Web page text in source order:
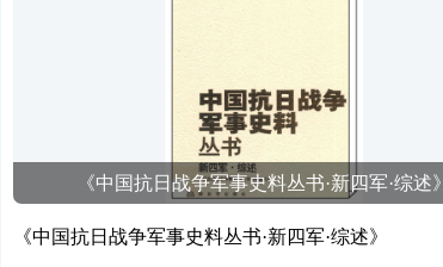
《中国抗日战争军事史料丛书·新四军·综述》
《中国抗日战争军事史料丛书·新四军·综述》